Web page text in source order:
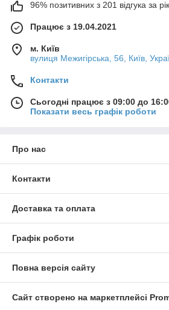
96% позитивних з 201 відгука за рік
Працює з 19.04.2021
м. Київ
вулиця Межигірська, 56, Київ,
Контакти
Сьогодні працює з 09:00 до
Показати весь графік роботи
Про нас
Контакти
Доставка та оплата
Графік роботи
Повна версія сайту
Сайт створено на маркетплейсі